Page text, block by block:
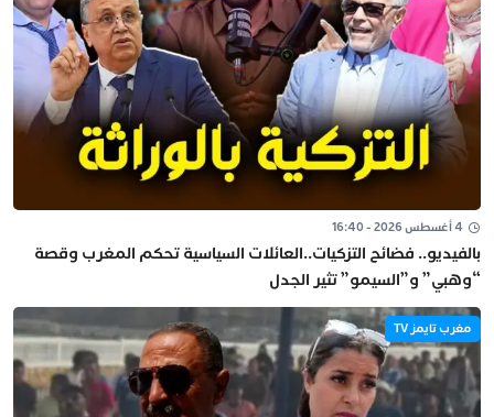
4 أغسطس 2026 - 16:40
بالفيديو.. فضائح التزكيات..العائلات السياسية تحكم المغرب وقصة
“وهبي” و”السيمو” تثير الجدل
مغرب تايمز TV